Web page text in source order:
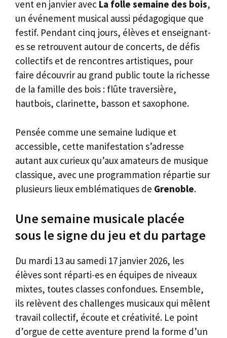
vent en janvier avec La folle semaine des bois,
un événement musical aussi pédagogique que
festif. Pendant cinq jours, élèves et enseignant-
es se retrouvent autour de concerts, de défis
collectifs et de rencontres artistiques, pour
faire découvrir au grand public toute la richesse
de la famille des bois : flûte traversière,
hautbois, clarinette, basson et saxophone.
Pensée comme une semaine ludique et
accessible, cette manifestation s’adresse
autant aux curieux qu’aux amateurs de musique
classique, avec une programmation répartie sur
plusieurs lieux emblématiques de Grenoble.
Une semaine musicale placée
sous le signe du jeu et du partage
Du mardi 13 au samedi 17 janvier 2026, les
élèves sont réparti-es en équipes de niveaux
mixtes, toutes classes confondues. Ensemble,
ils relèvent des challenges musicaux qui mêlent
travail collectif, écoute et créativité. Le point
d’orgue de cette aventure prend la forme d’un